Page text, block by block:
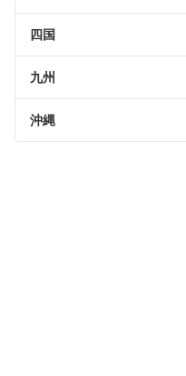
四国
九州
沖縄